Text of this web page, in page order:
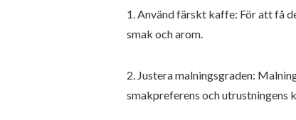
1. Använd färskt kaffe: För att få
smak och arom.
2. Justera malningsgraden:
smakpreferens och utrustningens